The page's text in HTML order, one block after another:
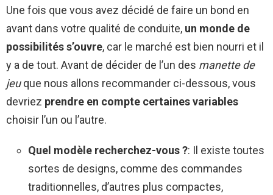
Une fois que vous avez décidé de faire un bond en
avant dans votre qualité de conduite, un monde de
possibilités s’ouvre, car le marché est bien nourri et il
y a de tout. Avant de décider de l’un des manette de
jeuque nous allons recommander ci-dessous, vous
devriez prendre en compte certaines variables
choisir l’un ou l’autre.
Quel modèle recherchez-vous ?: Il existe toutes
sortes de designs, comme des commandes
traditionnelles, d’autres plus compactes,